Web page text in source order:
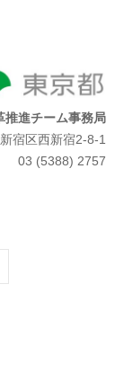
推進チーム事務局
宿区西新宿2-8-1
03 (5388) 2757